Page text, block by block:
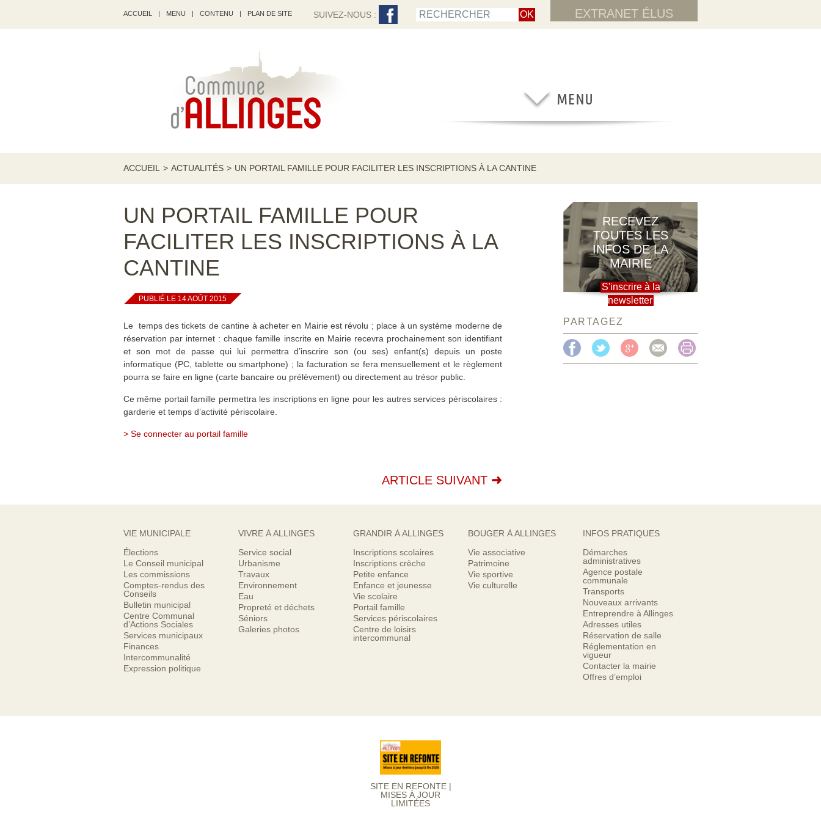
ACCUEIL | MENU | CONTENU | PLAN DE SITE EXTRANET ÉLUS
SUIVEZ-NOUS :
ACCUEIL > ACTUALITÉS > UN PORTAIL FAMILLE POUR FACILITER LES INSCRIPTIONS À LA CANTINE
UN PORTAIL FAMILLE POUR
FACILITER LES INSCRIPTIONS À LA
CANTINE
PUBLIÉ LE 14 AOÛT 2015
Le temps des tickets de cantine à acheter en Mairie est révolu ; place à un système moderne de
réservation par internet : chaque famille inscrite en Mairie recevra prochainement son identifiant
et son mot de passe qui lui permettra d’inscrire son (ou ses) enfant(s) depuis un poste
informatique (PC, tablette ou smartphone) ; la facturation se fera mensuellement et le règlement
pourra se faire en ligne (carte bancaire ou prélèvement) ou directement au trésor public.
Ce même portail famille permettra les inscriptions en ligne pour les autres services périscolaires :
garderie et temps d’activité périscolaire.
> Se connecter au portail famille
ARTICLE SUIVANT
RECEVEZ
TOUTES LES
INFOS DE LA
MAIRIE
S'inscrire à la
newsletter
PARTAGEZ
VIE MUNICIPALE
Élections
Le Conseil municipal
Les commissions
Comptes-rendus des
Conseils
Bulletin municipal
Centre Communal
d’Actions Sociales
Services municipaux
Finances
Intercommunalité
Expression politique
VIVRE À ALLINGES
Service social
Urbanisme
Travaux
Environnement
Eau
Propreté et déchets
Séniors
Galeries photos
GRANDIR À ALLINGES
Inscriptions scolaires
Inscriptions crèche
Petite enfance
Enfance et jeunesse
Vie scolaire
Portail famille
Services périscolaires
Centre de loisirs
intercommunal
BOUGER À ALLINGES
Vie associative
Patrimoine
Vie sportive
Vie culturelle
INFOS PRATIQUES
Démarches
administratives
Agence postale
communale
Transports
Nouveaux arrivants
Entreprendre à Allinges
Adresses utiles
Réservation de salle
Réglementation en
vigueur
Contacter la mairie
Offres d’emploi
SITE EN REFONTE |
MISES À JOUR
LIMITÉES